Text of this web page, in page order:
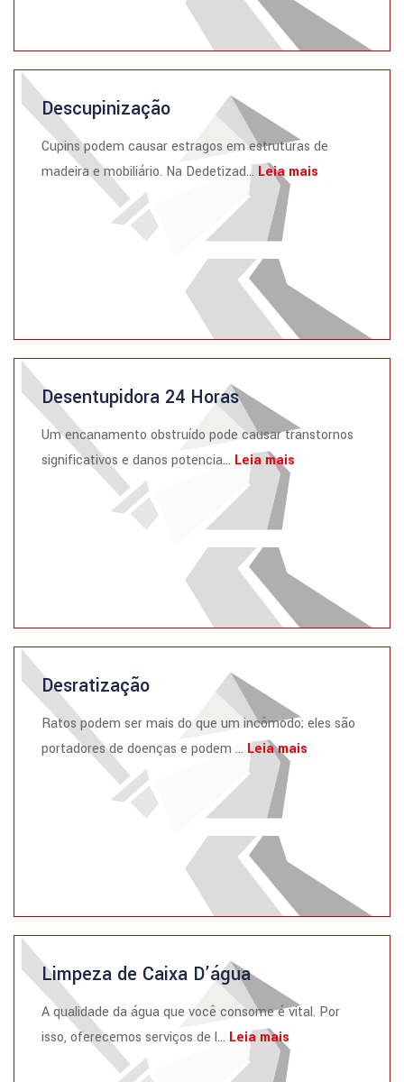
Descupinização
Cupins podem causar estragos em estruturas de
madeira e mobiliário. Na Dedetizad... Leia mais
Desentupidora 24 Horas
Um encanamento obstruído pode causar transtornos
significativos e danos potencia... Leia mais
Desratização
Ratos podem ser mais do que um incômodo; eles são
portadores de doenças e podem ... Leia mais
Limpeza de Caixa D’água
A qualidade da água que você consome é vital. Por
isso, oferecemos serviços de l... Leia mais